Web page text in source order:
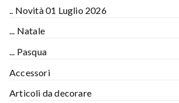
.. Novità 01 Luglio 2026
... Natale
... Pasqua
Accessori
Articoli da decorare